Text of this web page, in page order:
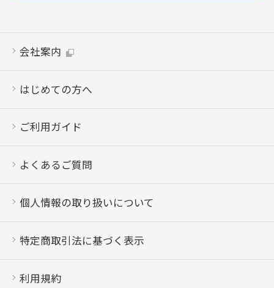
会社案内
はじめての方へ
ご利用ガイド
よくあるご質問
個人情報の取り扱いについて
特定商取引法に基づく表示
利用規約